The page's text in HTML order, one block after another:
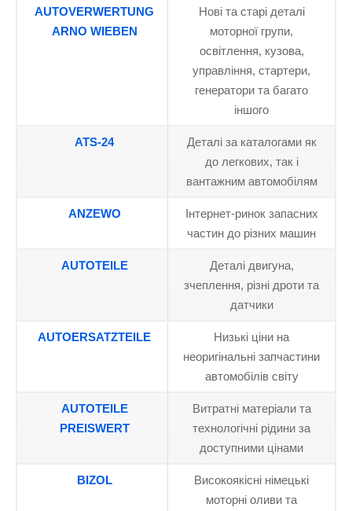
AUTOVERWERTUNG
ARNO WIEBEN
Нові та старі деталі
моторної групи,
освітлення, кузова,
управління, стартери,
генератори та багато
іншого
ATS-24
Деталі за каталогами як
до легкових, так і
вантажним автомобілям
ANZEWO
Інтернет-ринок запасних
частин до різних машин
AUTOTEILE
Деталі двигуна,
зчеплення, різні дроти та
датчики
AUTOERSATZTEILE
Низькі ціни на
неоригінальні запчастини
автомобілів світу
AUTOTEILE
PREISWERT
Витратні матеріали та
технологічні рідини за
доступними цінами
BIZOL
Високоякісні німецькі
моторні оливи та